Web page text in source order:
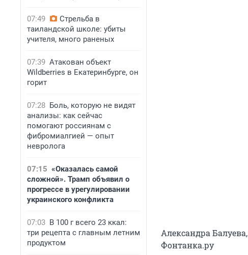
07:49
Стрельба в
таиландской школе: убиты
учителя, много раненых
07:39 Атакован объект
Wildberries в Екатеринбурге, он
горит
07:28 Боль, которую не видят
анализы: как сейчас
помогают россиянам с
фибромиалгией — опыт
невролога
07:15 «Оказалась самой
сложной». Трамп объявил о
прогрессе в урегулировании
украинского конфликта
07:03 В 100 г всего 23 ккал:
три рецепта с главным летним
продуктом
Александра Балуева,
Фонтанка.ру